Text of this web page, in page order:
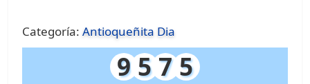
Categoría:Antioqueñita Dia
9 5 7 5